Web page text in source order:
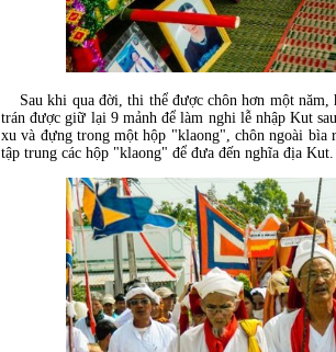
Sau khi qua đời, thi thể được chôn hơn một năm,
trán được giữ lại 9 mảnh để làm nghi lễ nhập Kut
xu và đựng trong một hộp "klaong", chôn ngoài bìa
tập trung các hộp "klaong" để đưa đến nghĩa địa Kut.